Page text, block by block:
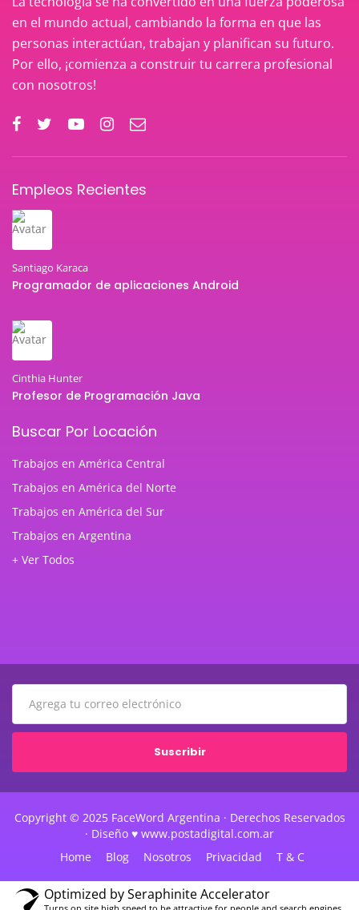
en el mundo actual, cambiando la forma en que las
personas interactúan, trabajan y planifican su futuro.
Por ello, ¡comienza a construir tu carrera profesional
con nosotros!
Empleos Recientes
Santiago Karaca
Programador de aplicaciones Android
Cinthia Hunter
Profesor de Programación Java
Buscar Por Locación
Trabajos en América Central
Trabajos en América del Norte
Trabajos en América del Sur
Trabajos en Argentina
+ Ver Todos
Suscribir
Copyright © 2025 FaceWord Argentina · Derechos Reservados
· Diseño ♥ www.postadigital.com.ar
Home
Blog Nosotros Privacidad T & C
Optimized by Seraphinite Accelerator